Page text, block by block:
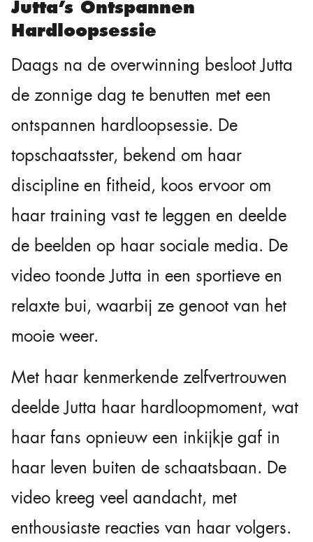
Jutta’s Ontspannen
Hardloopsessie
Daags na de overwinning besloot Jutta
de zonnige dag te benutten met een
ontspannen hardloopsessie. De
topschaatsster, bekend om haar
discipline en fitheid, koos ervoor om
haar training vast te leggen en deelde
de beelden op haar sociale media. De
video toonde Jutta in een sportieve en
relaxte bui, waarbij ze genoot van het
mooie weer.
Met haar kenmerkende zelfvertrouwen
deelde Jutta haar hardloopmoment, wat
haar fans opnieuw een inkijkje gaf in
haar leven buiten de schaatsbaan. De
video kreeg veel aandacht, met
enthousiaste reacties van haar volgers.